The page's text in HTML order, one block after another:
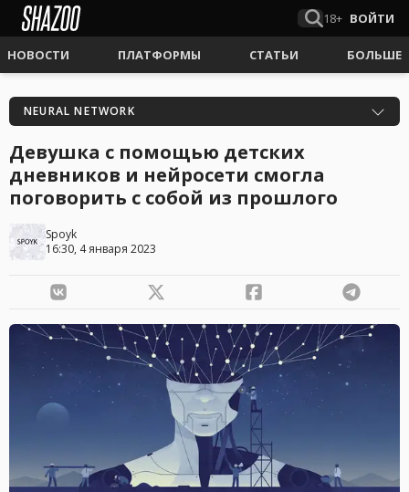
18+ ВОЙТИ
НОВОСТИ ПЛАТФОРМЫ СТАТЬИ БОЛЬШЕ
NEURAL NETWORK
Девушка с помощью детских
дневников и нейросети смогла
поговорить с собой из прошлого
Spoyk
16:30, 4 января 2023